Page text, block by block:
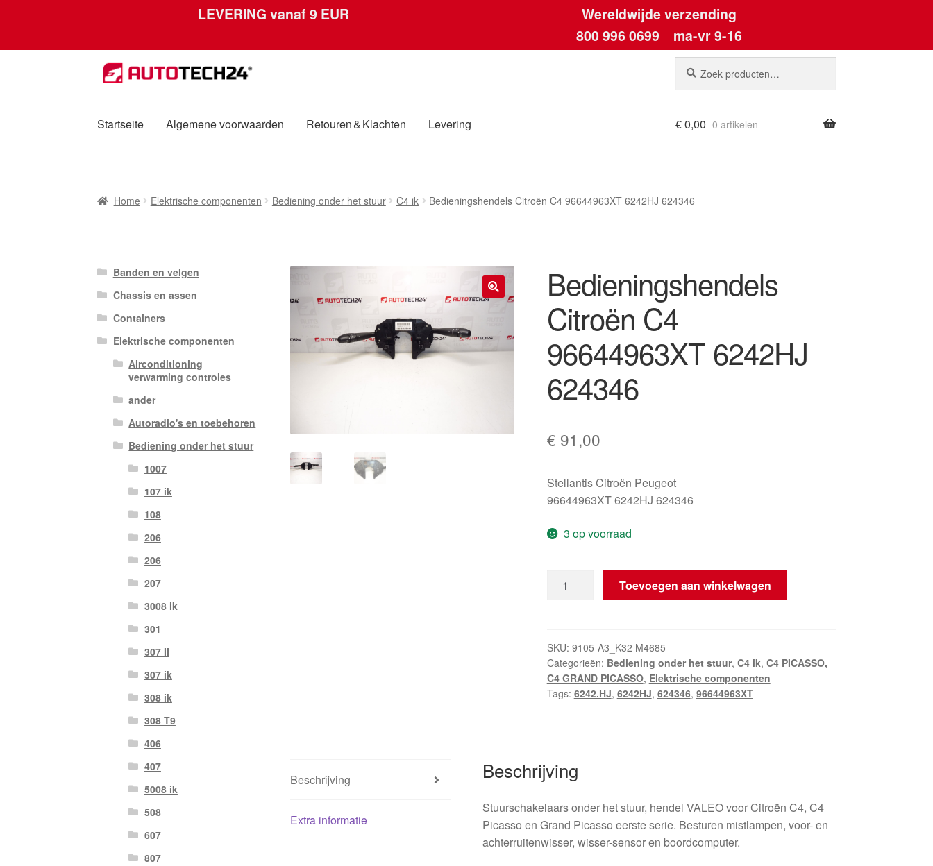
LEVERING vanaf 9 EUR
Wereldwijde verzending
800 996 0699 ma-vr 9-16
Ga
door
navigatie
Ga
naar
inhoud
naar:
Startseite Algemene voorwaarden Retouren & Klachten Levering
Over ons PrivacybeleidWereldwijde verzendingWinkelwagen
€0,00 0 artikelen
Home Elektrische componenten Bediening onder het stuur C4 ik Bedieningshendels Citroën C4 96644963XT 6242HJ 624346
🔍
Bedieningshendels
Citroën C4
96644963XT 6242HJ
624346
€ 91,00
Stellantis Citroën Peugeot
96644963XT 6242HJ 624346
3 op voorraad
Bedieningshendels
Citroën
6242HJ
624346
hoeveelheid
Toevoegen aan winkelwagen
SKU: 9105-A3_K32 M4685
Categorieën: Bediening onder het stuur, C4 ik, C4 PICASSO,
C4 GRAND PICASSO, Elektrische componenten
Tags: 6242.HJ, 6242HJ, 624346, 96644963XT
Beschrijving
Extra informatie
Beschrijving
Stuurschakelaars onder het stuur, hendel VALEO voor Citroën C4, C4
Picasso en Grand Picasso eerste serie. Besturen mistlampen, voor- en
achterruitenwisser, wisser-sensor en boordcomputer.
Banden en velgen
Chassis en assen
Containers
Elektrische componenten
Airconditioning
verwarming controles
ander
Autoradio's en toebehoren
Bediening onder het stuur
1007
107 ik
108
206
206
207
3008 ik
301
307 II
307 ik
308 ik
308 T9
406
407
5008 ik
508
607
807